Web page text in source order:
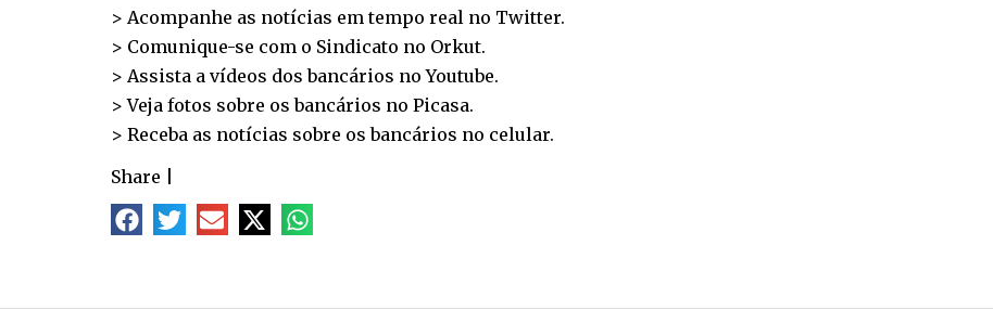
> Acompanhe as notícias em tempo real no Twitter.
> Comunique-se com o Sindicato no Orkut.
> Assista a vídeos dos bancários noYoutube.
> Veja fotos sobre os bancários no Picasa.
> Receba as notícias sobre os bancários no celular.
Share